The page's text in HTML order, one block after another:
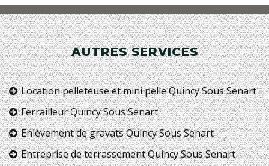
AUTRES SERVICES
Location pelleteuse et mini pelle Quincy Sous Senart
Ferrailleur Quincy Sous Senart
Enlèvement de gravats Quincy Sous Senart
Entreprise de terrassement Quincy Sous Senart